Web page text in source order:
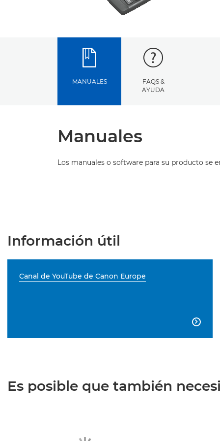
MANUALES
FAQS &
AYUDA
Manuales
Los manuales o software para su producto se
Información útil
Canal de YouTube de Canon Europe

Es posible que también